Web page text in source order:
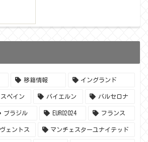
移籍情報 イングランド
スペイン バイエルン バルセロナ
ブラジル EURO2024 フランス
ェントス マンチェスターユナイテッド